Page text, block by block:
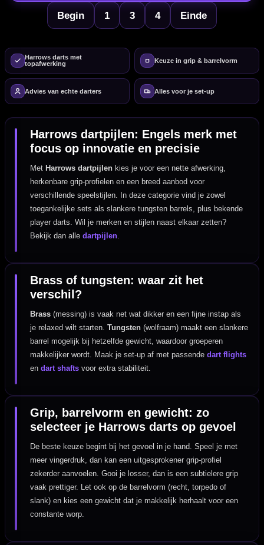
Begin 1 3 4 Einde
Harrows darts met
topafwerking
Keuze in grip & barrelvorm
Advies van echte darters Alles voor je set-up
Harrows dartpijlen: Engels merk met
focus op innovatie en precisie
Met Harrows dartpijlen kies je voor een nette afwerking,
herkenbare grip-profielen en een breed aanbod voor
verschillende speelstijlen. In deze categorie vind je zowel
toegankelijke sets als slankere tungsten barrels, plus bekende
player darts. Wil je merken en stijlen naast elkaar zetten?
Bekijk dan alledartpijlen.
Brass of tungsten: waar zit het
verschil?
Brass (messing) is vaak net wat dikker en een fijne instap als
je relaxed wilt starten.Tungsten (wolfraam) maakt een slankere
barrel mogelijk bij hetzelfde gewicht, waardoor groeperen
makkelijker wordt. Maak je set-up af met passendedart flights
endart shafts voor extra stabiliteit.
Grip, barrelvorm en gewicht: zo
selecteer je Harrows darts op gevoel
De beste keuze begint bij het gevoel in je hand. Speel je met
meer vingerdruk, dan kan een uitgesprokener grip-profiel
zekerder aanvoelen. Gooi je losser, dan is een subtielere grip
vaak prettiger. Let ook op de barrelvorm (recht, torpedo of
slank) en kies een gewicht dat je makkelijk herhaalt voor een
constante worp.